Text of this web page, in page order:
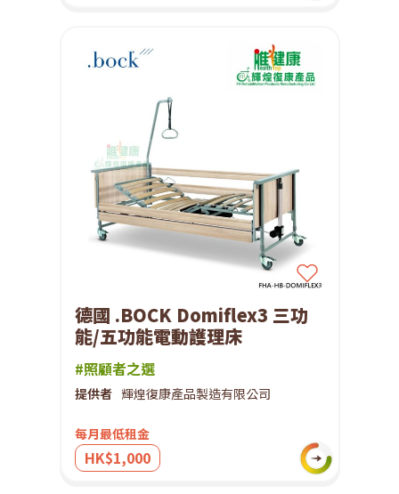
德國 .BOCK Domiflex3 三功
能/五功能電動護理床
#照顧者之選
提供者 輝煌復康產品製造有限公司
每月最低租金
HK$1,000